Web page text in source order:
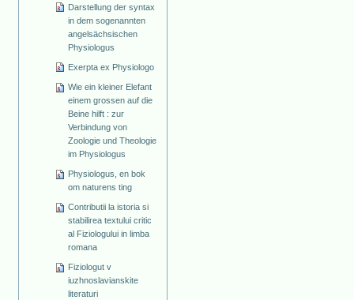
Darstellung der syntax
in dem sogenannten
angelsächsischen
Physiologus
Exerpta ex Physiologo
Wie ein kleiner Elefant
einem grossen auf die
Beine hilft : zur
Verbindung von
Zoologie und Theologie
im Physiologus
Physiologus, en bok
om naturens ting
Contributii la istoria si
stabilirea textului critic
al Fiziologului in limba
romana
Fiziologut v
iuzhnoslavianskite
literaturi